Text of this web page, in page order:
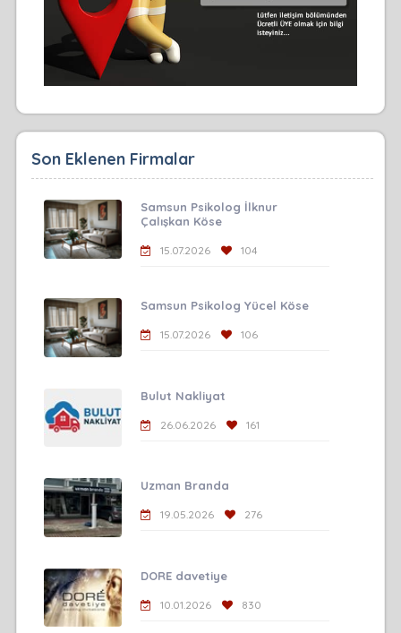
Son Eklenen Firmalar
Samsun Psikolog İlknur
Çalışkan Köse
15.07.2026 104
Samsun Psikolog Yücel Köse
15.07.2026 106
Bulut Nakliyat
26.06.2026 161
Uzman Branda
19.05.2026 276
DORE davetiye
10.01.2026 830